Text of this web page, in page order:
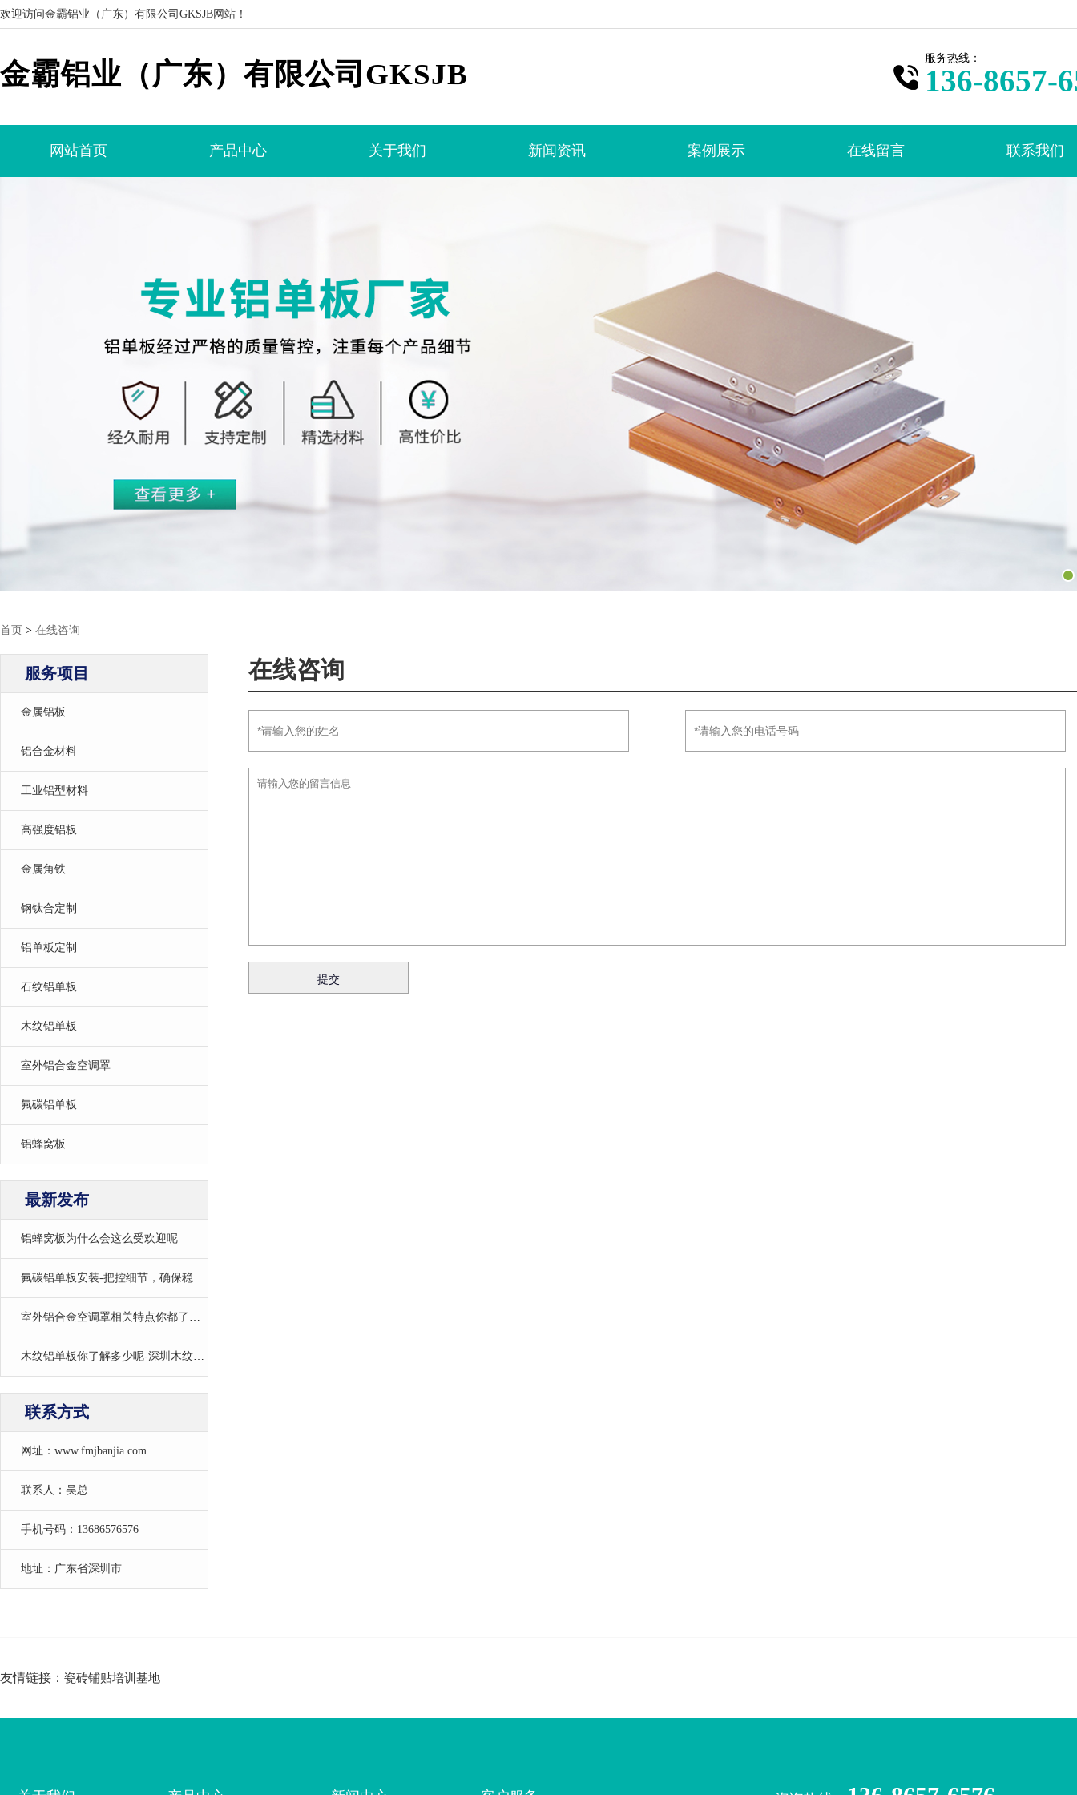
欢迎访问金霸铝业（广东）有限公司GKSJB网站！
金霸铝业（广东）有限公司GKSJB 服务热线：
136-8657-
网站首页 产品中心 关于我们 新闻资讯 案例展示 在线留言 联系我们
首页 > 在线咨询
服务项目
金属铝板
铝合金材料
工业铝型材料
高强度铝板
金属角铁
钢钛合定制
铝单板定制
石纹铝单板
木纹铝单板
室外铝合金空调罩
氟碳铝单板
铝蜂窝板
最新发布
铝蜂窝板为什么会这么受欢迎呢
氟碳铝单板安装-把控细节，确保稳固与美观
室外铝合金空调罩相关特点你都了解吗
木纹铝单板你了解多少呢-深圳木纹铝单板厂家
联系方式
网址：www.fmjbanjia.com
联系人：吴总
手机号码：13686576576
地址：广东省深圳市
在线咨询
友情链接： 瓷砖铺贴培训基地